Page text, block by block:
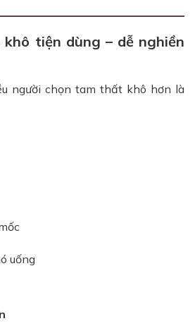
tiện dùng – dễ nghiền
người chọn tam thất khô hơn là
uống